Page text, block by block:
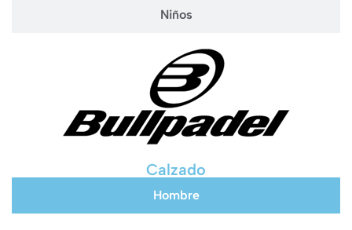
Niños
Calzado
Hombre